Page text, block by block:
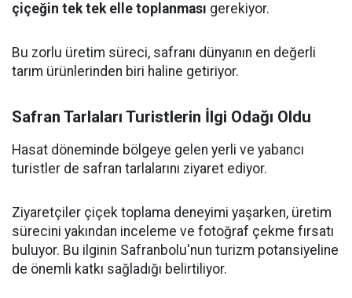
çiçeğin tek tek elle toplanması gerekiyor.
Bu zorlu üretim süreci, safranı dünyanın en değerli
tarım ürünlerinden biri haline getiriyor.
Safran Tarlaları Turistlerin İlgi Odağı Oldu
Hasat döneminde bölgeye gelen yerli ve yabancı
turistler de safran tarlalarını ziyaret ediyor.
Ziyaretçiler çiçek toplama deneyimi yaşarken, üretim
sürecini yakından inceleme ve fotoğraf çekme fırsatı
buluyor. Bu ilginin Safranbolu'nun turizm potansiyeline
de önemli katkı sağladığı belirtiliyor.